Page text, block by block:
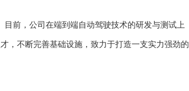
前，公司在端到端自动驾驶技术的研发与测试上
，不断完善基础设施，致力于打造一支实力强劲的